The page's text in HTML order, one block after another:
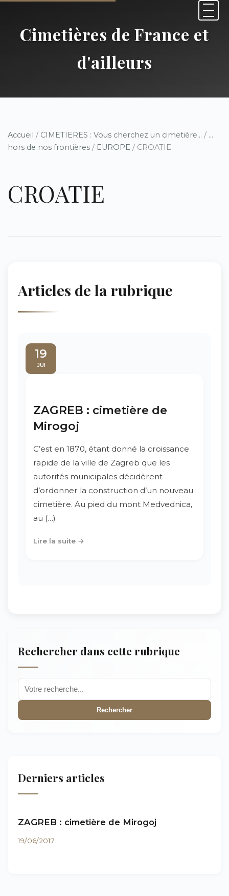
Cimetières de France et
d'ailleurs
Accueil / CIMETIERES : Vous cherchez un cimetière... / ...
hors de nos frontières / EUROPE / CROATIE
CROATIE
Articles de la rubrique
19
JUI
ZAGREB : cimetière de
Mirogoj
C’est en 1870, étant donné la croissance
rapide de la ville de Zagreb que les
autorités municipales décidèrent
d’ordonner la construction d’un nouveau
cimetière. Au pied du mont Medvednica,
au (…)
Lire la suite →
Rechercher dans cette rubrique
Rechercher
Derniers articles
ZAGREB : cimetière de Mirogoj
19/06/2017